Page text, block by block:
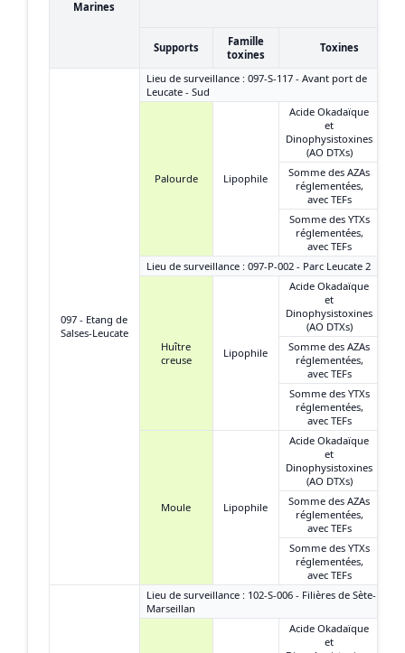
Marines
Supports
Famille
toxines
Toxines
097 - Etang de
Salses-Leucate
Lieu de surveillance : 097-S-117 - Avant port de
Leucate - Sud
Palourde Lipophile
Acide Okadaïque
et
Dinophysistoxines
(AO DTXs)
Somme des AZAs
réglementées,
avec TEFs
Somme des YTXs
réglementées,
avec TEFs
Lieu de surveillance : 097-P-002 - Parc Leucate 2
Huître
creuse
Lipophile
Acide Okadaïque
et
Dinophysistoxines
(AO DTXs)
Somme des AZAs
réglementées,
avec TEFs
Somme des YTXs
réglementées,
avec TEFs
Moule Lipophile
Acide Okadaïque
et
Dinophysistoxines
(AO DTXs)
Somme des AZAs
réglementées,
avec TEFs
Somme des YTXs
réglementées,
avec TEFs
Lieu de surveillance : 102-S-006 - Filières de Sète-
Marseillan
Acide Okadaïque
et